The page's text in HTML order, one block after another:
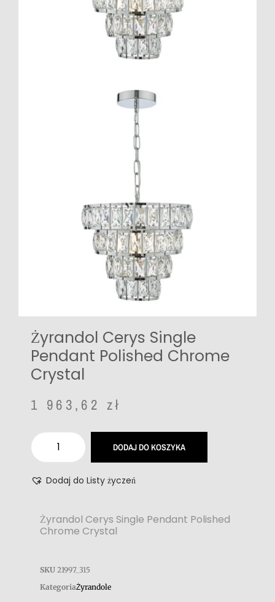
Żyrandol Cerys Single
Pendant Polished Chrome
Crystal
1 963,62 zł
DODAJ DO KOSZYKA
Dodaj do Listy życzeń
Żyrandol Cerys Single Pendant Polished
Chrome Crystal
SKU 21997_315
KategoriaŻyrandole